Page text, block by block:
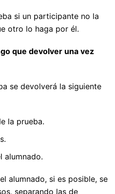
si un participante no la
otro lo haga por él.
que devolver una vez
se devolverá la siguiente
la prueba.
alumnado.
alumnado, si es posible, se
separando las de